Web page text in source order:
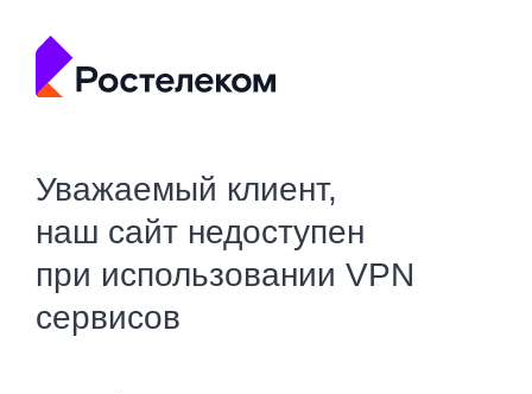
Уважаемый клиент,
наш сайт недоступен
при использовании VPN
сервисов